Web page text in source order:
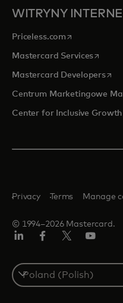
WITRYNY
Priceless.com opens in a
Mastercard Servicesopens
Mastercard Developers
Centrum Marketingowe
Center for Inclusive Growth
© 1994–2026 Mastercard.
Privacy Terms Manage
Select
a
country